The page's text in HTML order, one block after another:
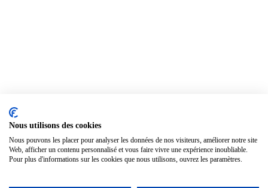
Nous utilisons des cookies
Nous pouvons les placer pour analyser les données de nos visiteurs, améliorer notre site
Web, afficher un contenu personnalisé et vous faire vivre une expérience inoubliable.
Pour plus d'informations sur les cookies que nous utilisons, ouvrez les paramètres.